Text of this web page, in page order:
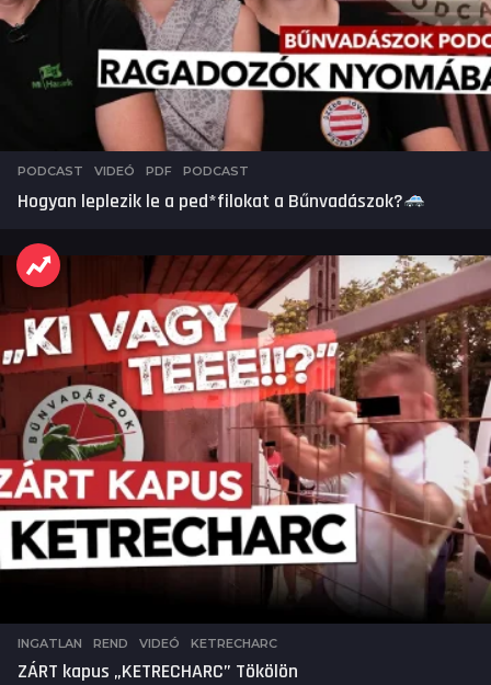
PODCAST ,VIDEÓ PDF ,PODCAST
Hogyan leplezik le a ped*filokat a Bűnvadászok?
INGATLAN ,REND ,VIDEÓ KETRECHARC
ZÁRT kapus „KETRECHARC” Tökölön